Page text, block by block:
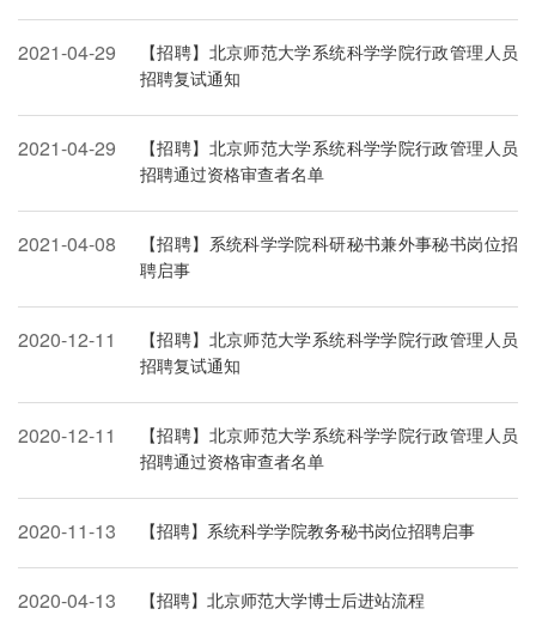
2021-04-29
【招聘】北京师范大学系统科学学院行政管理人员
招聘复试通知
2021-04-29
【招聘】北京师范大学系统科学学院行政管理人员
招聘通过资格审查者名单
2021-04-08
【招聘】系统科学学院科研秘书兼外事秘书岗位招
聘启事
2020-12-11
【招聘】北京师范大学系统科学学院行政管理人员
招聘复试通知
2020-12-11
【招聘】北京师范大学系统科学学院行政管理人员
招聘通过资格审查者名单
2020-11-13 【招聘】系统科学学院教务秘书岗位招聘启事
2020-04-13 【招聘】北京师范大学博士后进站流程